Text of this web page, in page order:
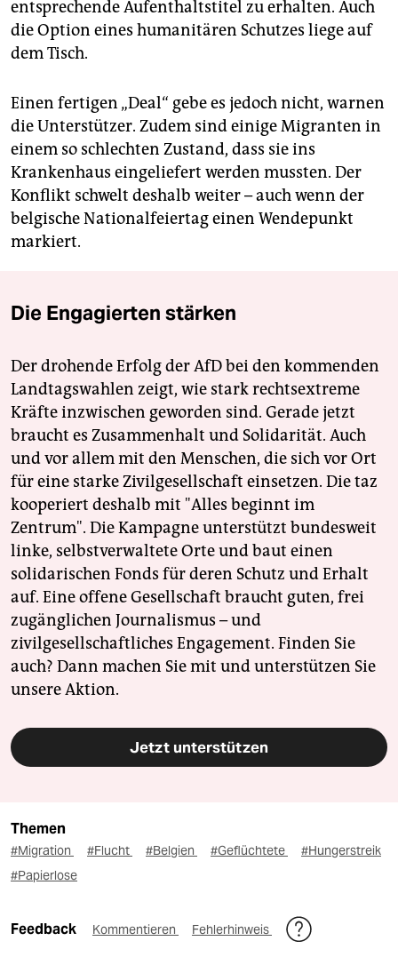
entsprechende Aufenthaltstitel zu erhalten. Auch
die Option eines humanitären Schutzes liege auf
dem Tisch.
Einen fertigen „Deal“ gebe es jedoch nicht, warnen
die Unterstützer. Zudem sind einige Migranten in
einem so schlechten Zustand, dass sie ins
Krankenhaus eingeliefert werden mussten. Der
Konflikt schwelt deshalb weiter – auch wenn der
belgische Nationalfeiertag einen Wendepunkt
markiert.
Die Engagierten stärken
Der drohende Erfolg der AfD bei den kommenden
Landtagswahlen zeigt, wie stark rechtsextreme
Kräfte inzwischen geworden sind. Gerade jetzt
braucht es Zusammenhalt und Solidarität. Auch
und vor allem mit den Menschen, die sich vor Ort
für eine starke Zivilgesellschaft einsetzen. Die taz
kooperiert deshalb mit "Alles beginnt im
Zentrum". Die Kampagne unterstützt bundesweit
linke, selbstverwaltete Orte und baut einen
solidarischen Fonds für deren Schutz und Erhalt
auf. Eine offene Gesellschaft braucht guten, frei
zugänglichen Journalismus – und
zivilgesellschaftliches Engagement. Finden Sie
auch? Dann machen Sie mit und unterstützen Sie
unsere Aktion.
Jetzt unterstützen
Themen
#Migration #Flucht #Belgien #Geflüchtete
#Hungerstreik
#Papierlose
Feedback Kommentieren Fehlerhinweis